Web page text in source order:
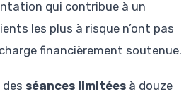
qui contribue à un
les plus à risque n’ont pas
financièrement soutenue.
séances limitées à douze